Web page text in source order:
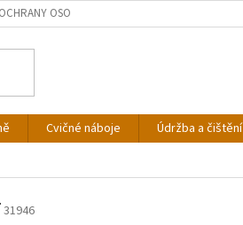
OSOBNÍCH ÚDAJŮ
Cvičné náboje Údržba a čištění
31946